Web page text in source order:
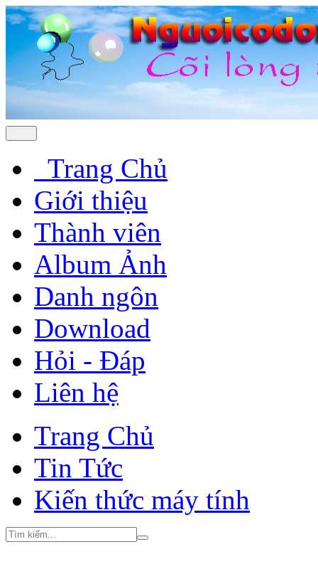
Trang Chủ
Giới thiệu
Thành viên
Album Ảnh
Danh ngôn
Download
Hỏi - Đáp
Liên hệ
Trang Chủ
Tin Tức
Kiến thức máy tính